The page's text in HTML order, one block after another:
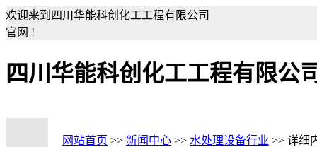
欢迎来到四川华能科创化工工程有限公司
官网 !
四川华能科创化工工程有限公
网站首页 >> 新闻中心 >> 水处理设备行业 >> 详细